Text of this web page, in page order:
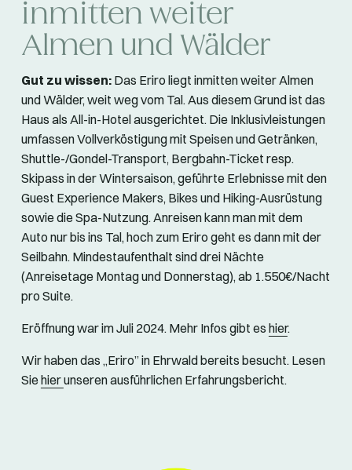
inmitten weiter
Almen und Wälder
Gut zu wissen:Das Eriro liegt inmitten weiter Almen
und Wälder, weit weg vom Tal. Aus diesem Grund ist das
Haus als All-in-Hotel ausgerichtet. Die Inklusivleistungen
umfassen Vollverköstigung mit Speisen und Getränken,
Shuttle-/Gondel-Transport, Bergbahn-Ticket resp.
Skipass in der Wintersaison, geführte Erlebnisse mit den
Guest Experience Makers, Bikes und Hiking-Ausrüstung
sowie die Spa-Nutzung. Anreisen kann man mit dem
Auto nur bis ins Tal, hoch zum Eriro geht es dann mit der
Seilbahn. Mindestaufenthalt sind drei Nächte
(Anreisetage Montag und Donnerstag), ab 1.550€/Nacht
pro Suite.
Eröffnung war im Juli 2024. Mehr Infos gibt es hier.
Wir haben das „Eriro” in Ehrwald bereits besucht. Lesen
Siehierunseren ausführlichen Erfahrungsbericht.